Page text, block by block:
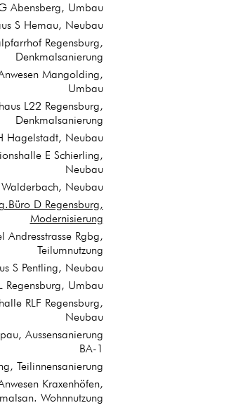
Abensberg, Umbau
S Hemau, Neubau
Regensburg,
Denkmalsanierung
Mangolding,
Umbau
L22 Regensburg,
Denkmalsanierung
Hagelstadt, Neubau
E Schierling,
Neubau
Walderbach, Neubau
D Regensburg,
Modernisierung
Andresstrasse Rgbg,
Teilumnutzung
S Pentling, Neubau
Regensburg, Umbau
RLF Regensburg,
Neubau
Aussensanierung
BA-1
Teilinnensanierung
Kraxenhöfen,
Wohnnutzung